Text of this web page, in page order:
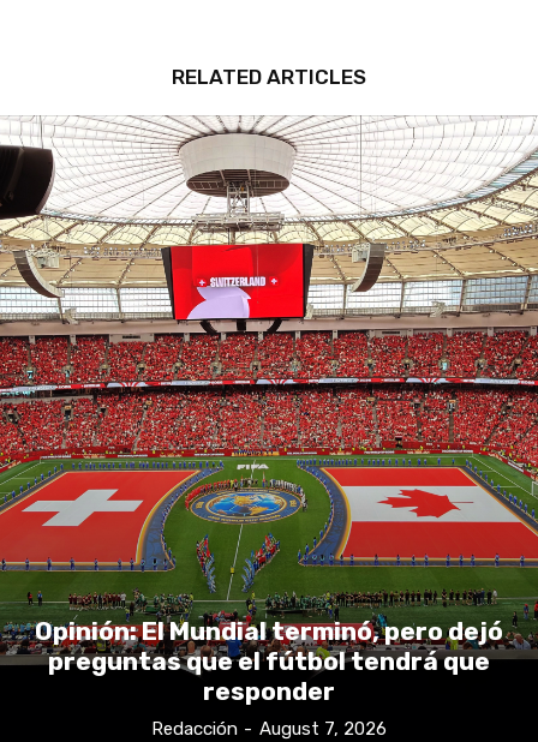
RELATED ARTICLES
Opinión: El Mundial terminó, pero dejó
preguntas que el fútbol tendrá que
responder
Redacción - August 7, 2026